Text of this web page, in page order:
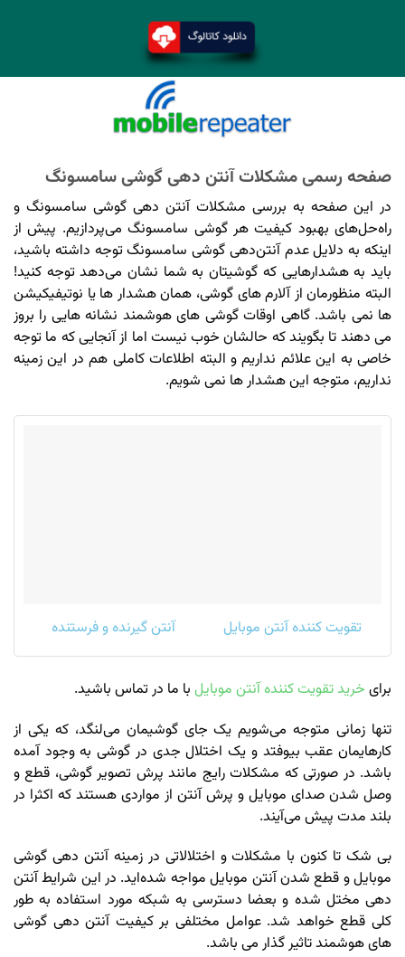
صفحه رسمی مشکلات آنتن دهی گوشی سامسونگ
در این صفحه به بررسی مشکلات آنتن دهی گوشی سامسونگ و
راه‌حل‌های بهبود کیفیت هر گوشی سامسونگ می‌پردازیم. پیش از
اینکه به دلایل عدم آنتن‌دهی گوشی سامسونگ توجه داشته باشید،
باید به هشدارهایی که گوشیتان به شما نشان می‌دهد توجه کنید!
البته منظورمان از آلارم های گوشی، همان هشدار ها یا نوتیفیکیشن
ها نمی باشد. گاهی اوقات گوشی های هوشمند نشانه هایی را بروز
می دهند تا بگویند که حالشان خوب نیست اما از آنجایی که ما توجه
خاصی به این علائم نداریم و البته اطلاعات کاملی هم در این زمینه
نداریم، متوجه این هشدار ها نمی شویم.
تقویت کننده آنتن موبایل آنتن گیرنده و فرستنده
برای خرید تقویت کننده آنتن موبایل با ما در تماس باشید.
تنها زمانی متوجه می‌شویم یک جای گوشیمان می‌لنگد، که یکی از
کارهایمان عقب بیوفتد و یک اختلال جدی در گوشی به وجود آمده
باشد. در صورتی که مشکلات رایج مانند پرش تصویر گوشی، قطع و
وصل شدن صدای موبایل و پرش آنتن از مواردی هستند که اکثرا در
بلند مدت پیش می‌آیند.
بی شک تا کنون با مشکلات و اختلالاتی در زمینه آنتن دهی گوشی
موبایل و قطع شدن آنتن موبایل مواجه شده‌اید. در این شرایط آنتن
دهی مختل شده و بعضا دسترسی به شبکه مورد استفاده به طور
کلی قطع خواهد شد. عوامل مختلفی بر کیفیت آنتن دهی گوشی
های هوشمند تاثیر گذار می باشد.